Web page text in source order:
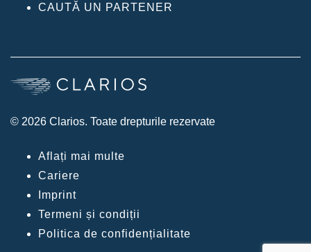
CAUTĂ UN PARTENER
© 2026 Clarios. Toate drepturile rezervate
Aflați mai multe
Cariere
Imprint
Termeni și condiții
Politica de confidențialitate